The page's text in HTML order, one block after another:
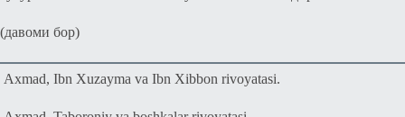
(давоми бор)
Axmad, Ibn Xuzayma va Ibn Xibbon rivoyatasi.